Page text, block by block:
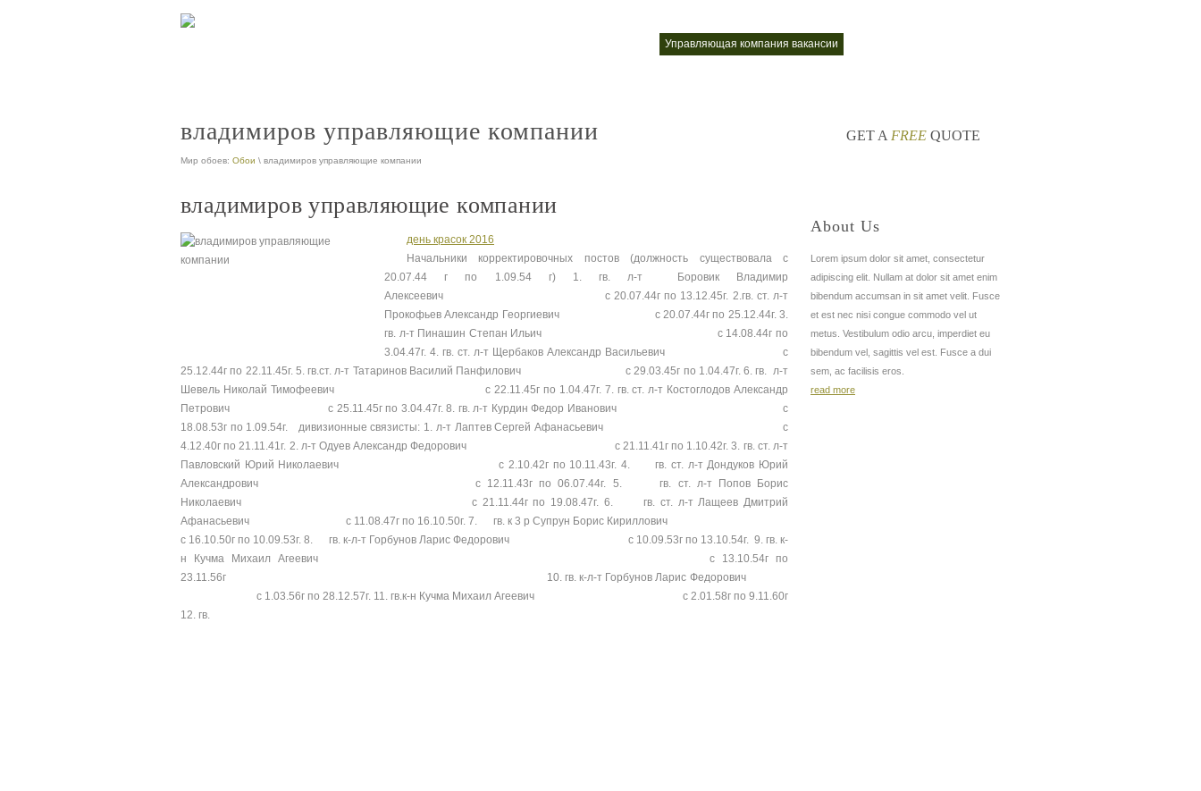
управляющая компания вакансии
владимиров управляющие компании
Мир обоев: Обои \ владимиров управляющие компании
GET A FREE QUOTE
владимиров управляющие компании
день красок 2016
Начальники корректировочных постов (должность существовала с
20.07.44 г по 1.09.54 г) 1. гв. л-т Боровик Владимир
Алексеевич с 20.07.44г по 13.12.45г. 2.гв. ст. л-т
Прокофьев Александр Георгиевич с 20.07.44г по 25.12.44г. 3.
гв. л-т Пинашин Степан Ильич с 14.08.44г по
3.04.47г. 4. гв. ст. л-т Щербаков Александр Васильевич с
25.12.44г по 22.11.45г. 5. гв.ст. л-т Татаринов Василий Панфилович с 29.03.45г по 1.04.47г. 6. гв. л-т
Шевель Николай Тимофеевич с 22.11.45г по 1.04.47г. 7. гв. ст. л-т Костоглодов Александр
Петрович с 25.11.45г по 3.04.47г. 8. гв. л-т Курдин Федор Иванович с
18.08.53г по 1.09.54г. дивизионные связисты: 1. л-т Лаптев Сергей Афанасьевич с
4.12.40г по 21.11.41г. 2. л-т Одуев Александр Федорович с 21.11.41г по 1.10.42г. 3. гв. ст. л-т
Павловский Юрий Николаевич с 2.10.42г по 10.11.43г. 4. гв. ст. л-т Дондуков Юрий
Александрович с 12.11.43г по 06.07.44г. 5. гв. ст. л-т Попов Борис
Николаевич с 21.11.44г по 19.08.47г. 6. гв. ст. л-т Лащеев Дмитрий
Афанасьевич с 11.08.47г по 16.10.50г. 7. гв. к 3 р Супрун Борис Кириллович
с 16.10.50г по 10.09.53г. 8. гв. к-л-т Горбунов Ларис Федорович с 10.09.53г по 13.10.54г. 9. гв. к-
н Кучма Михаил Агеевич с 13.10.54г по
23.11.56г 10. гв. к-л-т Горбунов Ларис Федорович
с 1.03.56г по 28.12.57г. 11. гв.к-н Кучма Михаил Агеевич с 2.01.58г по 9.11.60г
12. гв.
About Us
Lorem ipsum dolor sit amet, consectetur
adipiscing elit. Nullam at dolor sit amet enim
bibendum accumsan in sit amet velit. Fusce
et est nec nisi congue commodo vel ut
metus. Vestibulum odio arcu, imperdiet eu
bibendum vel, sagittis vel est. Fusce a dui
sem, ac facilisis eros.
read more